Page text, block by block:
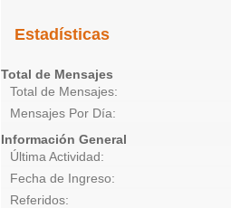
Estadísticas
Total de Mensajes
Total de Mensajes
Mensajes Por Día
Información General
Última Actividad
Fecha de Ingreso
Referidos